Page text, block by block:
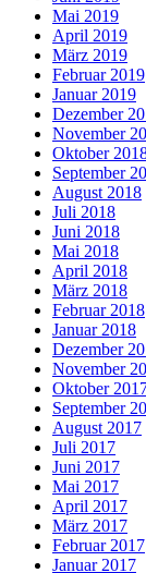
Mai 2019
April 2019
März 2019
Februar 2019
Januar 2019
Dezember
November
Oktober
September
August 2018
Juli 2018
Juni 2018
Mai 2018
April 2018
März 2018
Februar 2018
Januar 2018
Dezember
November
Oktober
September
August 2017
Juli 2017
Juni 2017
Mai 2017
April 2017
März 2017
Februar 2017
Januar 2017